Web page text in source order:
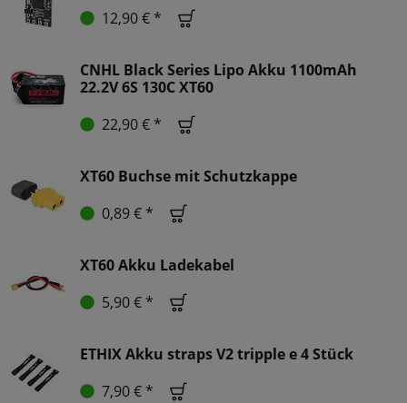
12,90 € *
CNHL Black Series Lipo Akku 1100mAh
22.2V 6S 130C XT60
22,90 € *
XT60 Buchse mit Schutzkappe
0,89 € *
XT60 Akku Ladekabel
5,90 € *
ETHIX Akku straps V2 tripple e 4 Stück
7,90 € *